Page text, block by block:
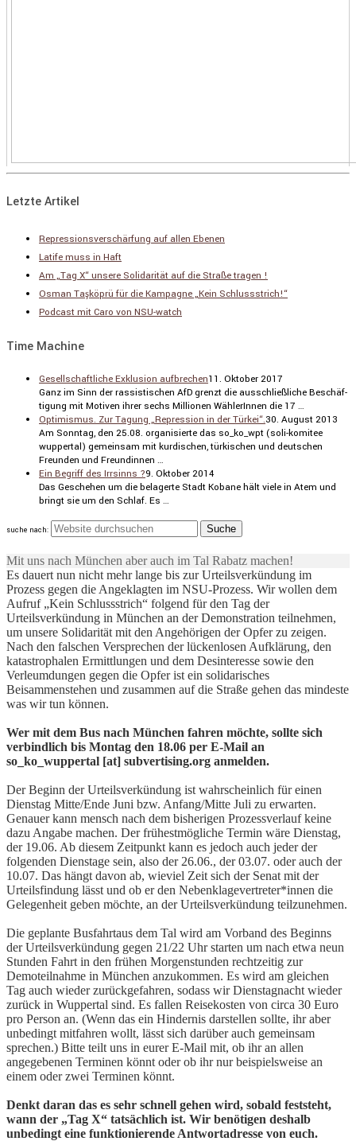
Letzte Artikel
Repressionsverschärfung auf allen Ebenen
Latife muss in Haft
Am „Tag X“ unsere Solidarität auf die Straße tragen !
Osman Taşköprü für die Kampagne „Kein Schlussstrich!“
Podcast mit Caro von NSU-watch
Time Machine
Gesellschaftliche Exklusion aufbrechen11. Oktober 2017
Ganz im Sinn der rassis­ti­schen AfD grenzt die ausschließ­liche Beschäf­
ti­gung mit Motiven ihrer sechs Millionen Wähle­rInnen die 17 …
Optimismus. Zur Tagung „Repression in der Türkei“.30. August 2013
Am Sonntag, den 25.08. organi­sierte das so_ko_wpt (soli-komitee
wuppertal) gemeinsam mit kurdi­schen, türki­schen und deutschen
Freunden und Freun­dinnen …
Ein Begriff des Irrsinns ?9. Oktober 2014
Das Geschehen um die belagerte Stadt Kobane hält viele in Atem und
bringt sie um den Schlaf. Es …
suche nach:
Mit uns nach München aber auch im Tal Rabatz machen!
Es dauert nun nicht mehr lange bis zur Urteilsverkündung im
Prozess gegen die Angeklagten im NSU-Prozess. Wir wollen dem
Aufruf „Kein Schlussstrich“ folgend für den Tag der
Urteilsverkündung in München an der Demonstration teilnehmen,
um unsere Solidarität mit den Angehörigen der Opfer zu zeigen.
Nach den falschen Versprechen der lückenlosen Aufklärung, den
katastrophalen Ermittlungen und dem Desinteresse sowie den
Verleumdungen gegen die Opfer ist ein solidarisches
Beisammenstehen und zusammen auf die Straße gehen das mindeste
was wir tun können.
Wer mit dem Bus nach München fahren möchte, sollte sich
verbindlich bis Montag den 18.06 per E-Mail an
so_ko_wuppertal [at] subvertising.org anmelden.
Der Beginn der Urteilsverkündung ist wahrscheinlich für einen
Dienstag Mitte/Ende Juni bzw. Anfang/Mitte Juli zu erwarten.
Genauer kann mensch nach dem bisherigen Prozessverlauf keine
dazu Angabe machen. Der frühestmögliche Termin wäre Dienstag,
der 19.06. Ab diesem Zeitpunkt kann es jedoch auch jeder der
folgenden Dienstage sein, also der 26.06., der 03.07. oder auch der
10.07. Das hängt davon ab, wieviel Zeit sich der Senat mit der
Urteilsfindung lässt und ob er den Nebenklagevertreter*innen die
Gelegenheit geben möchte, an der Urteilsverkündung teilzunehmen.
Die geplante Busfahrtaus dem Tal wird am Vorband des Beginns
der Urteilsverkündung gegen 21/22 Uhr starten um nach etwa neun
Stunden Fahrt in den frühen Morgenstunden rechtzeitig zur
Demoteilnahme in München anzukommen. Es wird am gleichen
Tag auch wieder zurückgefahren, sodass wir Dienstagnacht wieder
zurück in Wuppertal sind. Es fallen Reisekosten von circa 30 Euro
pro Person an. (Wenn das ein Hindernis darstellen sollte, ihr aber
unbedingt mitfahren wollt, lässt sich darüber auch gemeinsam
sprechen.) Bitte teilt uns in eurer E-Mail mit, ob ihr an allen
angegebenen Terminen könnt oder ob ihr nur beispielsweise an
einem oder zwei Terminen könnt.
Denkt daran das es sehr schnell gehen wird, sobald feststeht,
wann der „Tag X“ tatsächlich ist. Wir benötigen deshalb
unbedingt eine funktionierende Antwortadresse von euch.